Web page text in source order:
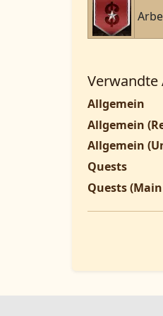
Verwandte
Allgemein
Allgemein
Allgemein
Quests
Quests